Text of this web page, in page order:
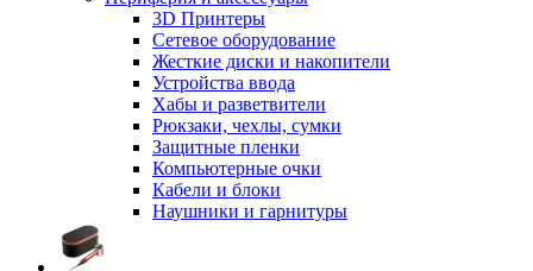
3D Принтеры
Сетевое оборудование
Жесткие диски и накопители
Устройства ввода
Хабы и разветвители
Рюкзаки, чехлы, сумки
Защитные пленки
Компьютерные очки
Кабели и блоки
Наушники и гарнитуры